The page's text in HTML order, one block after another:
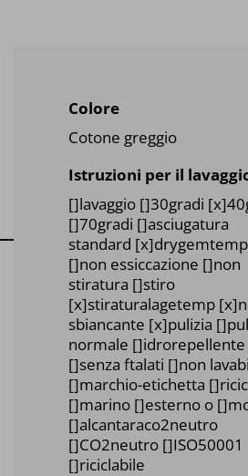
Colore
Cotone greggio
Istruzioni per il
[]lavaggio []30gradi
[]70gradi []asciugatura
standard [x]drygemtemp
[]non essiccazione []non
stiratura []stiro
[x]stiraturalagetemp
sbiancante [x]pulizia
normale []idrorepellente
[]senza ftalati []non
[]marchio-etichetta
[]marino []esterno o
[]alcantaraco2neutro
[]CO2neutro []ISO50001
[]riciclabile